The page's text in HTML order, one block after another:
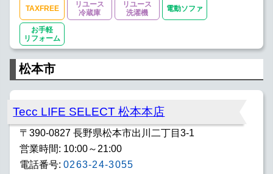
TAXFREE
リユース
冷蔵庫
リユース
洗濯機
電動ソファ
お手軽
リフォーム
松本市
Tecc LIFE SELECT 松本本店
〒390-0827 長野県松本市出川二丁目3-1
営業時間: 10:00～21:00
電話番号: 0263-24-3055